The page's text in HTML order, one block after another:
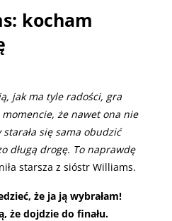
kocham
jak ma tyle radości, gra
że nawet ona nie
się sama obudzić
długą drogę. To naprawdę
starsza z sióstr Williams.
że ja ją wybrałam!
że dojdzie do finału.